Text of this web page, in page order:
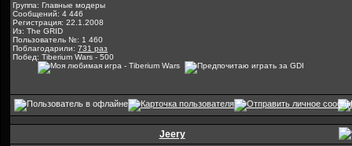
Группа: Главные модеры
Сообщений: 4 446
Регистрация: 22.1.2008
Из: The GRID
Пользователь №: 1 460
Поблагодарили: 731 раз
Побед: Tiberium Wars - 500
Jeery